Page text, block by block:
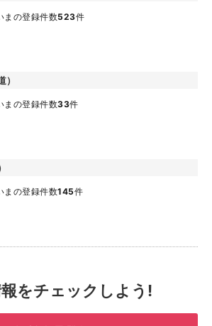
まの登録件数523件
まの登録件数33件
まの登録件数145件
をチェックしよう!